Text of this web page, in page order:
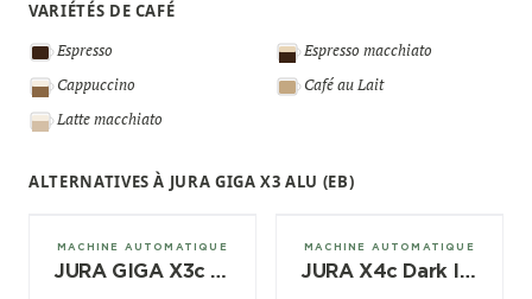
VARIÉTÉS DE CAFÉ
Espresso
Espresso macchiato
Cappuccino
Café au Lait
Latte macchiato
ALTERNATIVES À JURA GIGA X3 ALU (EB)
± 120/jour
MACHINE AUTOMATIQUE
JURA GIGA X3c Alu (EB)
± 100/jour
MACHINE AUTOMATIQUE
JURA X4c Dark Inox (EA)